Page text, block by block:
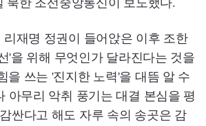
재명 정권이 들어앉은 이후 조한
'을 위해 무엇인가 달라진다는 것을
을 쓰는 '진지한 노력'을 대뜸 알 수
아무리 악취 풍기는 대결 본심을 평
싼다고 해도 자루 속의 송곳은 감